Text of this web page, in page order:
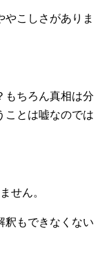
こしさがありま
もちろん真相は分
ことは嘘なのでは
せん。
釈もできなくない